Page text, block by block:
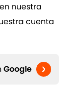
nuestra
cuenta
Google